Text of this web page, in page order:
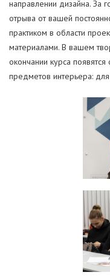
направлении дизайна. За
отрыва от вашей
практиком в области
материалами. В вашем
окончании курса
предметов интерьера: